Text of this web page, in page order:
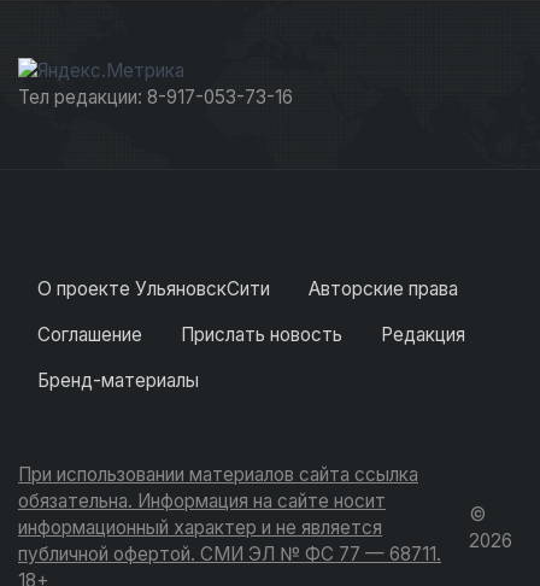
Тел редакции: 8-917-053-73-16
О проекте УльяновскСити
Авторские права
Соглашение
Прислать новость
Редакция
Бренд-материалы
При использовании материалов сайта ссылка
обязательна. Информация на сайте носит
информационный характер и не является
публичной офертой. СМИ ЭЛ № ФС 77 — 68711.
18+
©
2026